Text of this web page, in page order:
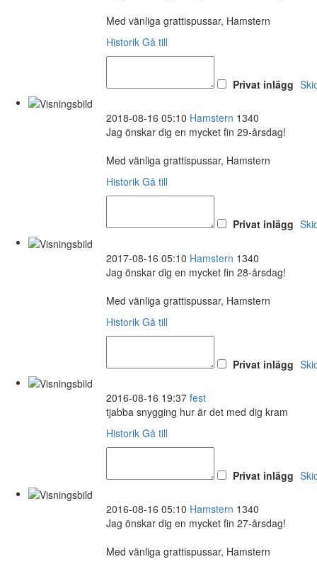
Med vänliga grattispussar, Hamstern
Historik Gå till
Privat inlägg
2018-08-16 05:10 Hamstern 1340
Jag önskar dig en mycket fin 29-årsdag!
Med vänliga grattispussar, Hamstern
Historik Gå till
Privat inlägg
2017-08-16 05:10 Hamstern 1340
Jag önskar dig en mycket fin 28-årsdag!
Med vänliga grattispussar, Hamstern
Historik Gå till
Privat inlägg
2016-08-16 19:37 fest
tjabba snygging hur är det med dig kram
Historik Gå till
Privat inlägg
2016-08-16 05:10 Hamstern 1340
Jag önskar dig en mycket fin 27-årsdag!
Med vänliga grattispussar, Hamstern